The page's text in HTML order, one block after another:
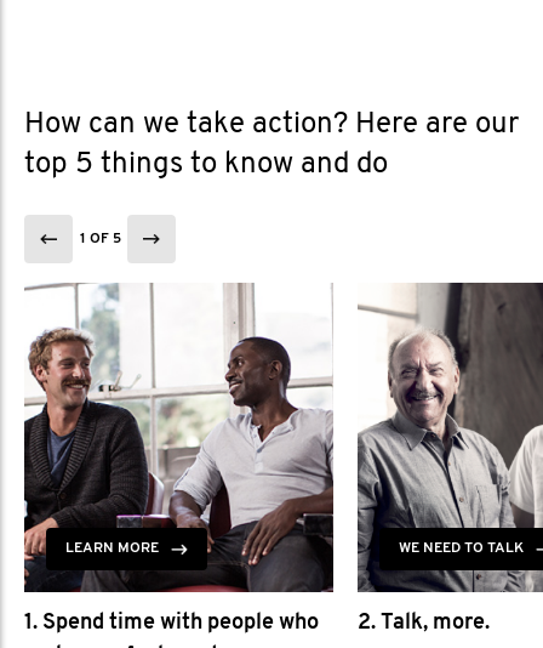
How can we take action? Here are our
top 5 things to know and do
1 OF 5
LEARN MORE
1. Spend time with people who
WE NEED TO TALK
2. Talk, more.